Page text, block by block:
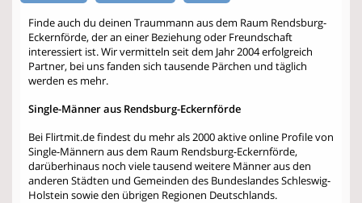
Finde auch du deinen Traummann aus dem Raum Rendsburg-
Eckernförde, der an einer Beziehung oder Freundschaft
interessiert ist. Wir vermitteln seit dem Jahr 2004 erfolgreich
Partner, bei uns fanden sich tausende Pärchen und täglich
werden es mehr.
Single-Männer aus Rendsburg-Eckernförde
Bei Flirtmit.de findest du mehr als 2000 aktive online Profile von
Single-Männern aus dem Raum Rendsburg-Eckernförde,
darüberhinaus noch viele tausend weitere Männer aus den
anderen Städten und Gemeinden des Bundeslandes Schleswig-
Holstein sowie den übrigen Regionen Deutschlands.